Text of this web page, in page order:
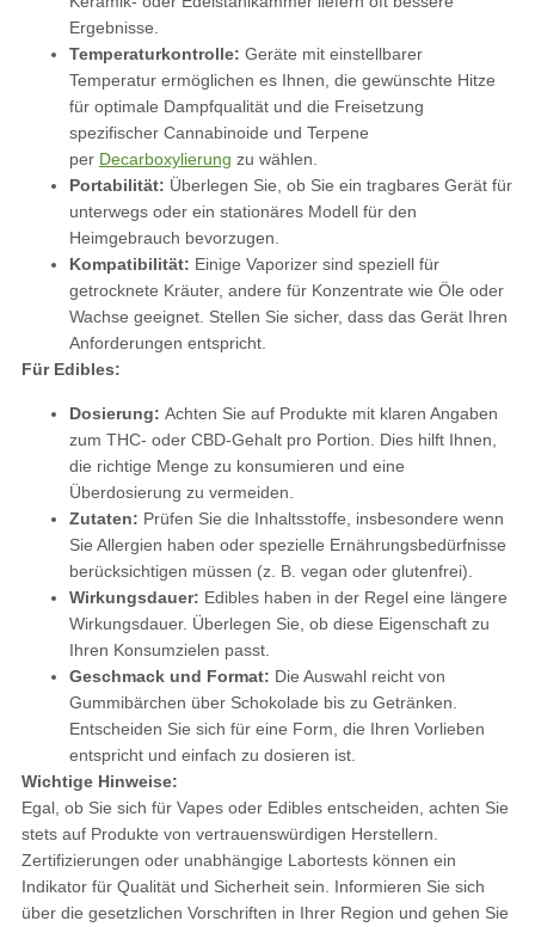
Ergebnisse.
Temperaturkontrolle: Geräte mit einstellbarer
Temperatur ermöglichen es Ihnen, die gewünschte Hitze
für optimale Dampfqualität und die Freisetzung
spezifischer Cannabinoide und Terpene
per Decarboxylierung zu wählen.
Portabilität: Überlegen Sie, ob Sie ein tragbares Gerät für
unterwegs oder ein stationäres Modell für den
Heimgebrauch bevorzugen.
Kompatibilität: Einige Vaporizer sind speziell für
getrocknete Kräuter, andere für Konzentrate wie Öle oder
Wachse geeignet. Stellen Sie sicher, dass das Gerät Ihren
Anforderungen entspricht.
Für Edibles:
Dosierung: Achten Sie auf Produkte mit klaren Angaben
zum THC- oder CBD-Gehalt pro Portion. Dies hilft Ihnen,
die richtige Menge zu konsumieren und eine
Überdosierung zu vermeiden.
Zutaten: Prüfen Sie die Inhaltsstoffe, insbesondere wenn
Sie Allergien haben oder spezielle Ernährungsbedürfnisse
berücksichtigen müssen (z. B. vegan oder glutenfrei).
Wirkungsdauer: Edibles haben in der Regel eine längere
Wirkungsdauer. Überlegen Sie, ob diese Eigenschaft zu
Ihren Konsumzielen passt.
Geschmack und Format: Die Auswahl reicht von
Gummibärchen über Schokolade bis zu Getränken.
Entscheiden Sie sich für eine Form, die Ihren Vorlieben
entspricht und einfach zu dosieren ist.
Wichtige Hinweise:
Egal, ob Sie sich für Vapes oder Edibles entscheiden, achten Sie
stets auf Produkte von vertrauenswürdigen Herstellern.
Zertifizierungen oder unabhängige Labortests können ein
Indikator für Qualität und Sicherheit sein. Informieren Sie sich
über die gesetzlichen Vorschriften in Ihrer Region und gehen Sie